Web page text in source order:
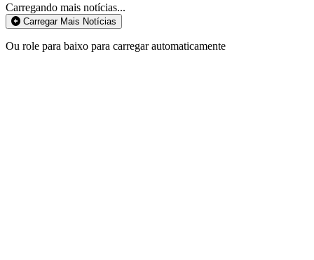
Carregando mais notícias...
Carregar Mais Notícias
Ou role para baixo para carregar automaticamente